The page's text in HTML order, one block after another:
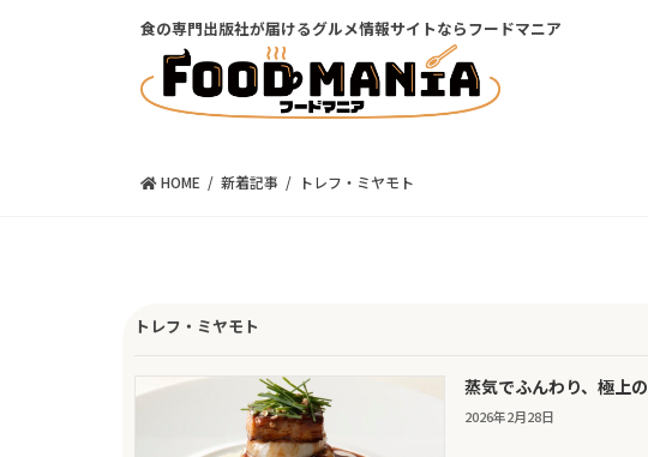
食の専門出版社が届けるグルメ情報サイトならフードマニア
HOME 新着記事 トレフ・ミヤモト
トレフ・ミヤモト
蒸気でふんわり、極上
2026年2月28日